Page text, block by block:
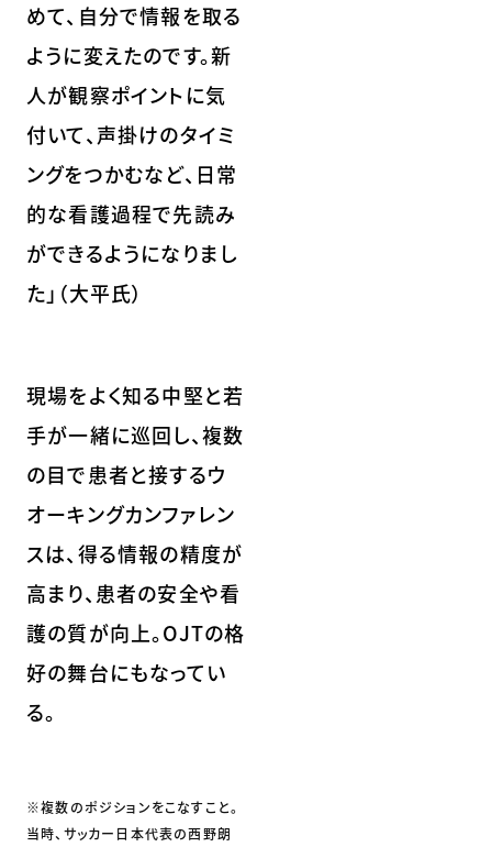
めて、自分で情報を取る
ように変えたのです。新
人が観察ポイントに気
付いて、声掛けのタイミ
ングをつかむなど、日常
的な看護過程で先読み
ができるようになりまし
た」（大平氏）
現場をよく知る中堅と若
手が一緒に巡回し、複数
の目で患者と接するウ
オーキングカンファレン
スは、得る情報の精度が
高まり、患者の安全や看
護の質が向上。OJTの格
好の舞台にもなってい
る。
※複数のポジションをこなすこと。
当時、サッカー日本代表の西野朗